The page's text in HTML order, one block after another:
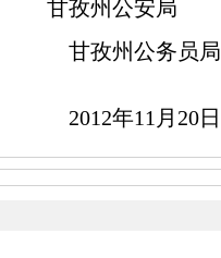
甘孜州公安局
孜州公务员局
2012年11月20日